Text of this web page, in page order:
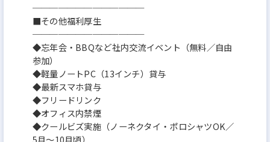
─────────────
■その他福利厚生
─────────────
◆忘年会・BBQなど社内交流イベント（無料／自由
参加）
◆軽量ノートPC（13インチ）貸与
◆最新スマホ貸与
◆フリードリンク
◆オフィス内禁煙
◆クールビズ実施（ノーネクタイ・ポロシャツOK／
5月～10月頃）